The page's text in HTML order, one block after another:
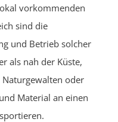
vorkommenden
sind die
und Betrieb solcher
als nah der Küste,
oder
Material an einen